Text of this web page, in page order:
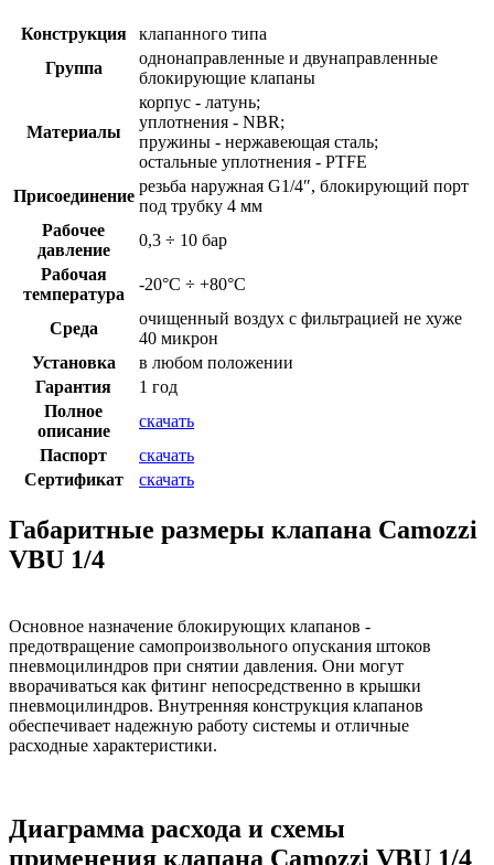
Конструкция
клапанного типа
Группа
однонаправленные и двунаправленные
блокирующие клапаны
Материалы
корпус - латунь;
уплотнения - NBR;
пружины - нержавеющая сталь;
остальные уплотнения - PTFE
Присоединение
резьба наружная G1/4″, блокирующий порт
под трубку 4 мм
Рабочее
давление
0,3 ÷ 10 бар
Рабочая
температура
-20°C ÷ +80°C
Среда
очищенный воздух с фильтрацией не хуже
40 микрон
Установка
в любом положении
Гарантия
1 год
Полное
описание
скачать
Паспорт
скачать
Сертификат
скачать
Габаритные размеры клапана Camozzi
VBU 1/4
Основное назначение блокирующих клапанов -
предотвращение самопроизвольного опускания штоков
пневмоцилиндров при снятии давления. Они могут
вворачиваться как фитинг непосредственно в крышки
пневмоцилиндров. Внутренняя конструкция клапанов
обеспечивает надежную работу системы и отличные
расходные характеристики.
Диаграмма расхода и схемы
применения клапана Camozzi VBU 1/4